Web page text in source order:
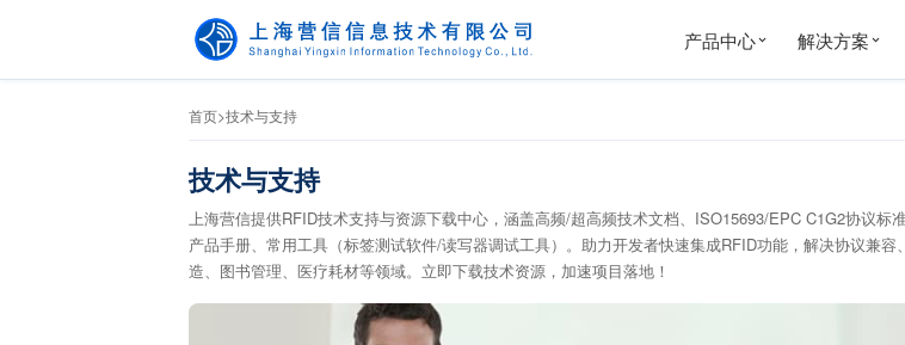
产品中心 解决方案
首页>技术与支持
技术与支持
上海营信提供RFID技术支持与资源下载中心，涵盖高频/超高频技术文档、ISO15693/EPC C1G2协议标
产品手册、常用工具（标签测试软件/读写器调试工具）。助力开发者快速集成RFID功能，解决协议兼
造、图书管理、医疗耗材等领域。立即下载技术资源，加速项目落地！